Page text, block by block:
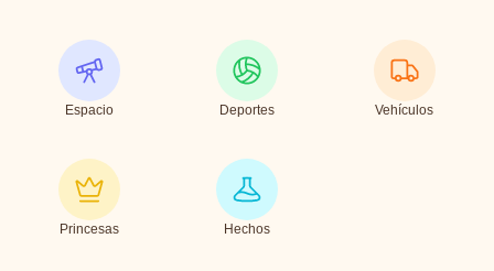
Espacio Deportes Vehículos
Princesas Hechos